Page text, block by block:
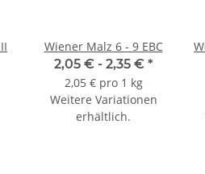
Wiener Malz 6 - 9 EBC
2,05 € - 2,35 € *
2,05 € pro 1 kg
Weitere Variationen
erhältlich.